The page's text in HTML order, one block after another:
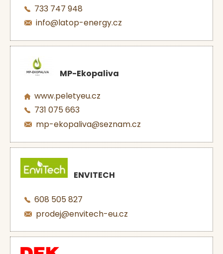
733 747 948
info@latop-energy.cz
MP-Ekopaliva
www.peletyeu.cz
731 075 663
mp-ekopaliva@seznam.cz
ENVITECH
608 505 827
prodej@envitech-eu.cz